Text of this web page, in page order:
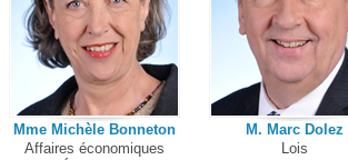
Mme Michèle Bonneton
Affaires économiques
M. Marc Dolez
Lois